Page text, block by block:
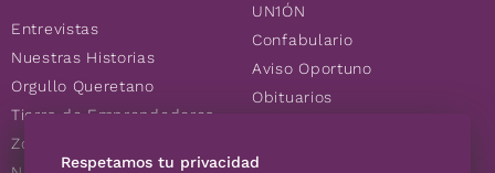
Entrevistas
Nuestras Historias
Orgullo Queretano
Tierra de Emprendedores
Zoociales
UN1ÓN
Confabulario
Aviso Oportuno
Obituarios
Consultas
Respetamos tu privacidad